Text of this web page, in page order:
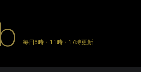
毎日6時・11時・17時更新